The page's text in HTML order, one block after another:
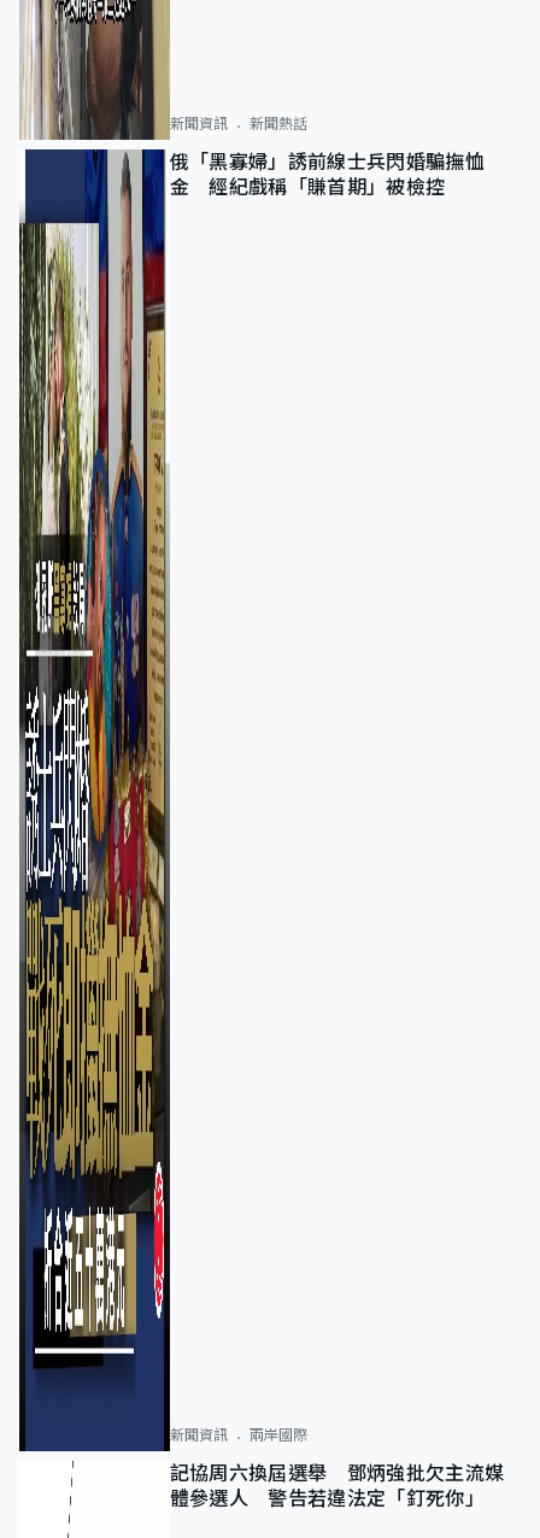
新聞資訊 新聞熱話
俄「黑寡婦」誘前線士兵閃婚騙撫恤
金 經紀戲稱「賺首期」被檢控
新聞資訊 兩岸國際
記協周六換屆選舉 鄧炳強批欠主流媒
體參選人 警告若違法定「釘死你」